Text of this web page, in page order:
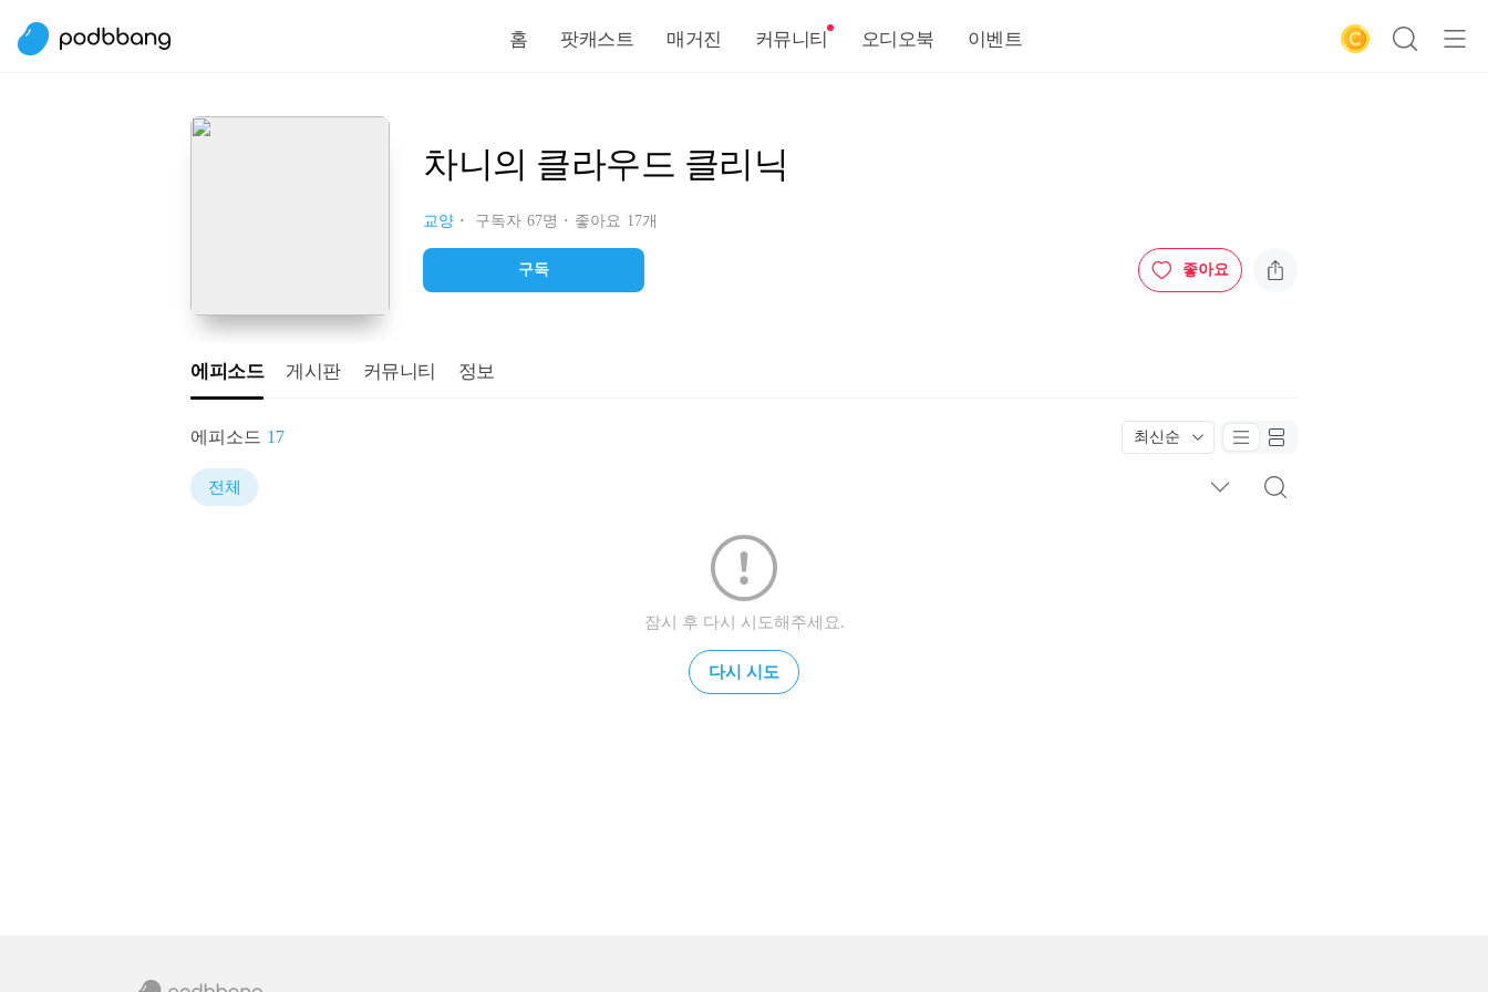
홈 팟캐스트 매거진 커뮤니티 오디오북 이벤트
차니의 클라우드 클리닉
교양 구독자 67명 좋아요 17개
구독 좋아요
에피소드 게시판 커뮤니티 정보
에피소드 17 최신순
전체
잠시 후 다시 시도해주세요.
다시 시도